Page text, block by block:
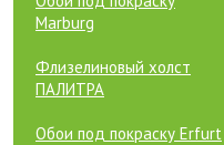
Marburg
Флизелиновый холст
ПАЛИТРА
Обои под покраску Erfurt